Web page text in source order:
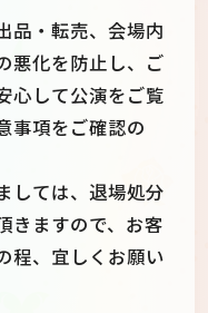
品・転売、会場内
悪化を防止し、ご
心して公演をご覧
事項をご確認の
しては、退場処分
きますので、お客
程、宜しくお願い